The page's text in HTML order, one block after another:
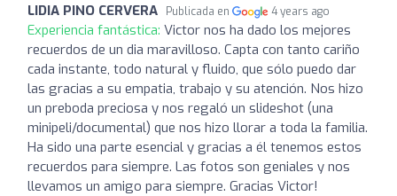
LIDIA PINO CERVERA Publicada en 4 years ago
Experiencia fantástica: Victor nos ha dado los mejores
recuerdos de un dia maravilloso. Capta con tanto cariño
cada instante, todo natural y fluido, que sólo puedo dar
las gracias a su empatia, trabajo y su atención. Nos hizo
un preboda preciosa y nos regaló un slideshot (una
minipeli/documental) que nos hizo llorar a toda la familia.
Ha sido una parte esencial y gracias a él tenemos estos
recuerdos para siempre. Las fotos son geniales y nos
llevamos un amigo para siempre. Gracias Victor!